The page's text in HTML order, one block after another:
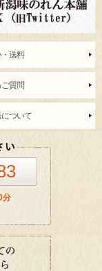
送料
ご質問
ついて
分